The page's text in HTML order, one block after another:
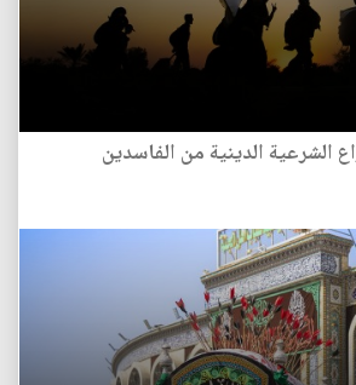
الشرعية الدينية من الفاسدين